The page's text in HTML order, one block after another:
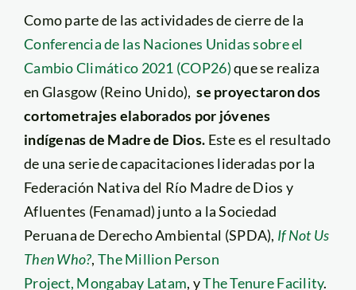
Como parte de las actividades de cierre de la
Conferencia de las Naciones Unidas sobre el
Cambio Climático 2021 (COP26)que se realiza
en Glasgow (Reino Unido), se proyectaron dos
cortometrajes elaborados por jóvenes
indígenas de Madre de Dios. Este es el resultado
de una serie de capacitaciones lideradas por la
Federación Nativa del Río Madre de Dios y
Afluentes (Fenamad) junto a la Sociedad
Peruana de Derecho Ambiental (SPDA), If Not Us
Then Who?, The Million Person
Project, Mongabay Latam, yThe Tenure Facility.